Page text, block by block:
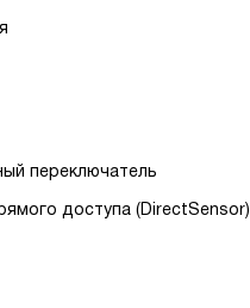
переключатель
доступа (DirectSensor)